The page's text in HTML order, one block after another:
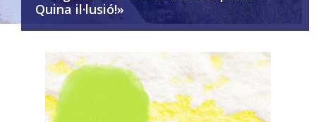
Quina il·lusió!»